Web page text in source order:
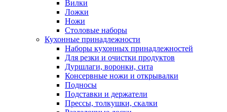
Вилки
Ложки
Ножи
Столовые наборы
Кухонные принадлежности
Наборы кухонных принадлежностей
Для резки и очистки продуктов
Дуршлаги, воронки, сита
Консервные ножи и открывалки
Подносы
Подставки и держатели
Прессы, толкушки, скалки